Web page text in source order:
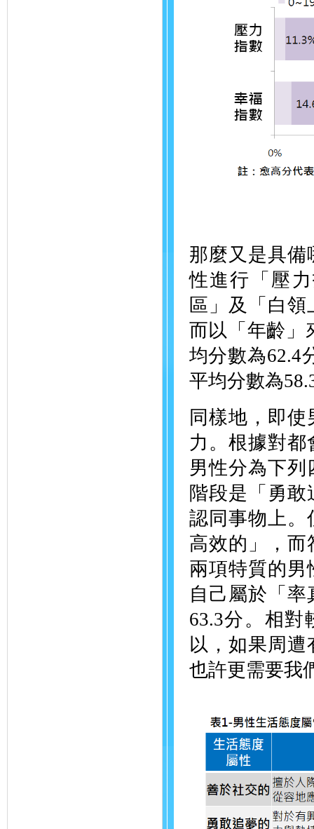
那麼又是具
性進行「壓
區」及「白
而以「年齡」
均分數為62.4
平均分數為
同樣地，即
力。根據對
男性分為下
階段是「勇
認同事物上。
高效的」，
兩項特質的
自己屬於「
63.3分。相對
以，如果周
也許更需要我